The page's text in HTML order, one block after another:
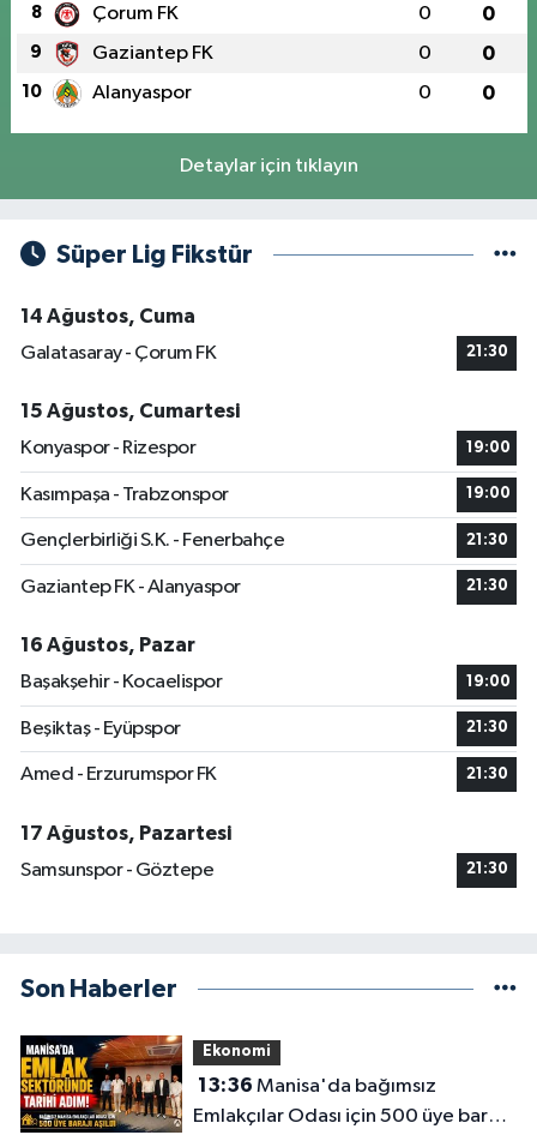
8 Çorum FK 0 0
9 Gaziantep FK 0 0
10 Alanyaspor 0 0
Detaylar için tıklayın
Süper Lig Fikstür
14 Ağustos, Cuma
Galatasaray - Çorum FK
21:30
15 Ağustos, Cumartesi
Konyaspor - Rizespor
19:00
Kasımpaşa - Trabzonspor 19:00
Gençlerbirliği S.K. - Fenerbahçe 21:30
Gaziantep FK - Alanyaspor 21:30
16 Ağustos, Pazar
Başakşehir - Kocaelispor
19:00
Beşiktaş - Eyüpspor 21:30
Amed - Erzurumspor FK 21:30
17 Ağustos, Pazartesi
Samsunspor - Göztepe
21:30
Son Haberler
Ekonomi
13:36
Emlakçılar Odası için 500 üye barajı